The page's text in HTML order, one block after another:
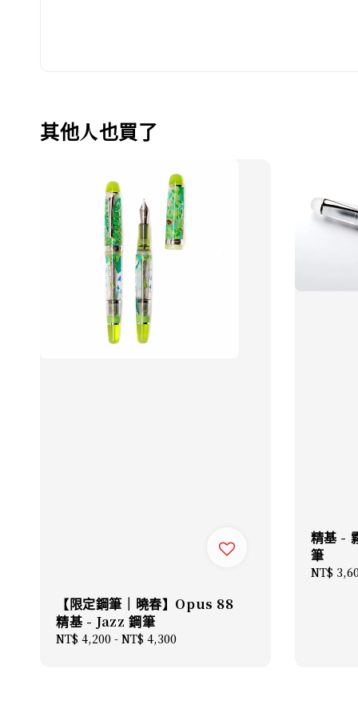
其他人也買了
【限定鋼筆｜曉春】Opus 88
精基 - Jazz 鋼筆
Regular
NT$ 4,200 - NT$ 4,300
精基 -
筆
Regular
NT$